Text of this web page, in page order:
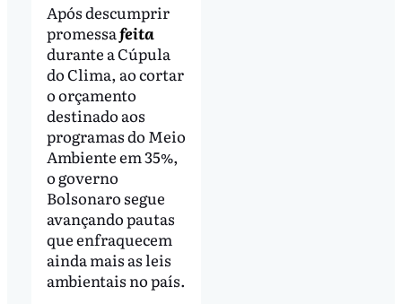
Após descumprir
promessafeita
durante a Cúpula
do Clima, ao cortar
o orçamento
destinado aos
programas do Meio
Ambiente em 35%,
o governo
Bolsonaro segue
avançando pautas
que enfraquecem
ainda mais as leis
ambientais no país.